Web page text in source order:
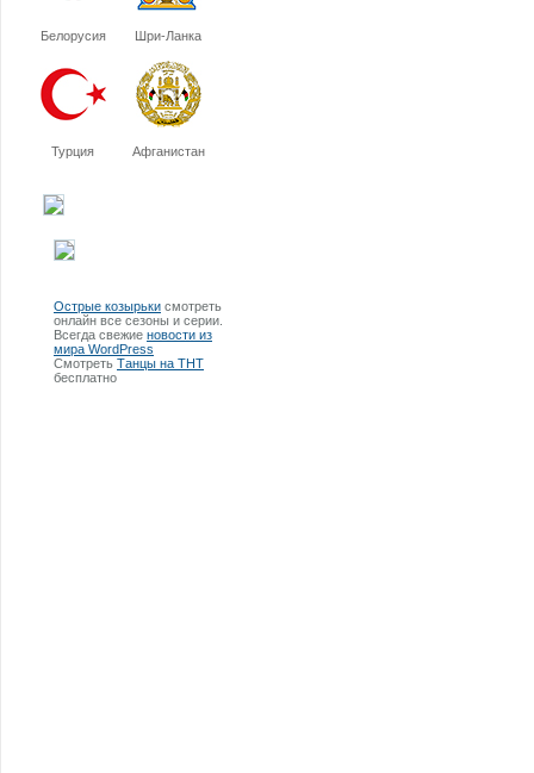
Белорусия Шри-Ланка
Турция Афганистан
Острые козырьки смотреть
онлайн все сезоны и серии.
Всегда свежие новости из
мира WordPress
Смотреть Танцы на ТНТ
бесплатно